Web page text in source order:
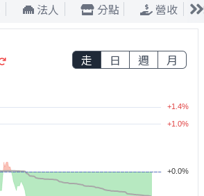
法人 分點 營收
走 日 週 月